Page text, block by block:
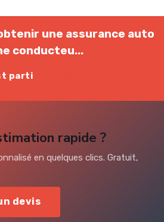
une assurance auto
conducteu...
parti
rapide ?
en quelques clics. Gratuit,
devis